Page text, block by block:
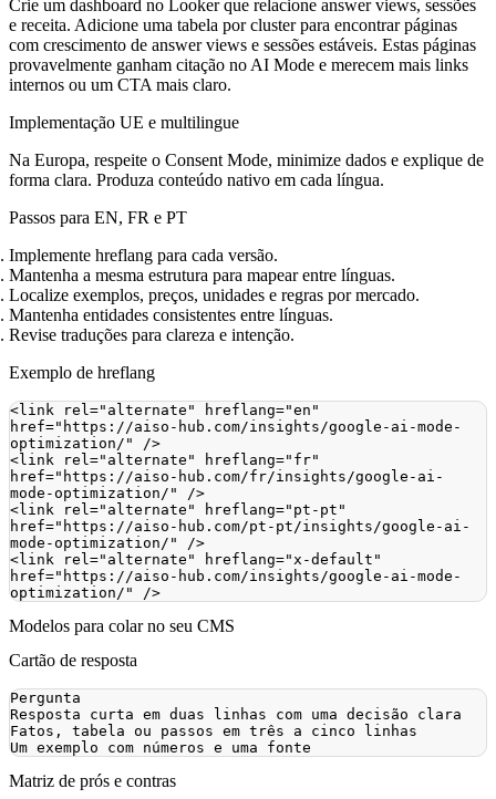
Crie um dashboard no Looker que relacione answer views, sessões
e receita. Adicione uma tabela por cluster para encontrar páginas
com crescimento de answer views e sessões estáveis. Estas páginas
provavelmente ganham citação no AI Mode e merecem mais links
internos ou um CTA mais claro.
Implementação UE e multilingue
Na Europa, respeite o Consent Mode, minimize dados e explique de
forma clara. Produza conteúdo nativo em cada língua.
Passos para EN, FR e PT
Implemente hreflang para cada versão.
Mantenha a mesma estrutura para mapear entre línguas.
Localize exemplos, preços, unidades e regras por mercado.
Mantenha entidades consistentes entre línguas.
Revise traduções para clareza e intenção.
Exemplo de hreflang
<link rel =" alternate " hreflang="en "
href=" https://aiso-hub.com/insights/google-ai-mode-
optimization/ "
/>
<link rel =" alternate " hreflang=" fr"
href=" https://aiso-hub.com/fr/insights/google-ai-
mode-optimization/ "
/>
<link rel =" alternate " hreflang=" pt-pt "
href=" https://aiso-hub.com/pt-pt/insights/google-ai-
mode-optimization/ "
/>
<link rel =" alternate " hreflang=" x-default "
href=" https://aiso-hub.com/insights/google-ai-mode-
optimization/ " />
Modelos para colar no seu CMS
Cartão de resposta
Matriz de prós e contras